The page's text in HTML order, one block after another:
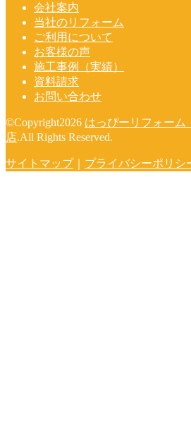
会社案内
当社のリフォーム
ご利用について
お客様の声
施工事例（実績）
資料請求
お問い合わせ
©Copyright2026 はっぴーリフォーム
店.All Rights Reserved.
サイトマップ｜ プライバシーポリシ